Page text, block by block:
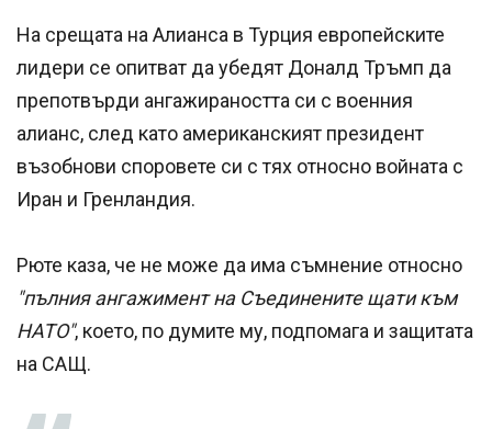
На срещата на Алианса в Турция европейските
лидери се опитват да убедят Доналд Тръмп да
препотвърди ангажираността си с военния
алианс, след като американският президент
възобнови споровете си с тях относно войната с
Иран и Гренландия.
Рюте каза, че не може да има съмнение относно
"пълния ангажимент на Съединените щати към
НАТО", което, по думите му, подпомага и защитата
на САЩ.